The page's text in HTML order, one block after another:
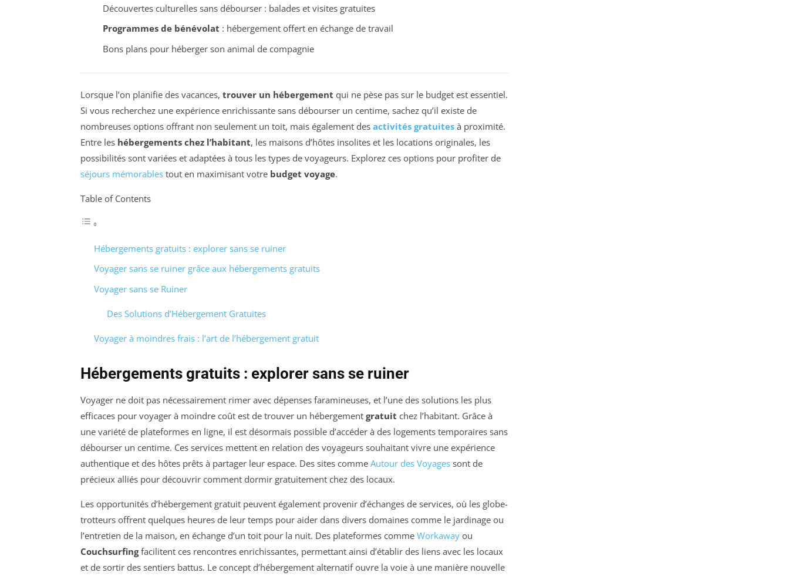
Découvertes culturelles sans débourser : balades et visites gratuites
Programmes de bénévolat : hébergement offert en échange de travail
Bons plans pour héberger son animal de compagnie
Lorsque l’on planifie des vacances, trouver un hébergement qui ne pèse pas sur le budget est essentiel.
Si vous recherchez une expérience enrichissante sans débourser un centime, sachez qu’il existe de
nombreuses options offrant non seulement un toit, mais également des activités gratuites à proximité.
Entre les hébergements chez l’habitant, les maisons d’hôtes insolites et les locations originales, les
possibilités sont variées et adaptées à tous les types de voyageurs. Explorez ces options pour profiter de
séjours mémorables tout en maximisant votre budget voyage.
Table of Contents
Hébergements gratuits : explorer sans se ruiner
Voyager sans se ruiner grâce aux hébergements gratuits
Voyager sans se Ruiner
Des Solutions d’Hébergement Gratuites
Voyager à moindres frais : l’art de l’hébergement gratuit
Hébergements gratuits : explorer sans se ruiner
Voyager ne doit pas nécessairement rimer avec dépenses faramineuses, et l’une des solutions les plus
efficaces pour voyager à moindre coût est de trouver un hébergement gratuit chez l’habitant. Grâce à
une variété de plateformes en ligne, il est désormais possible d’accéder à des logements temporaires sans
débourser un centime. Ces services mettent en relation des voyageurs souhaitant vivre une expérience
authentique et des hôtes prêts à partager leur espace. Des sites comme Autour des Voyages sont de
précieux alliés pour découvrir comment dormir gratuitement chez des locaux.
Les opportunités d’hébergement gratuit peuvent également provenir d’échanges de services, où les globe-
trotteurs offrent quelques heures de leur temps pour aider dans divers domaines comme le jardinage ou
l’entretien de la maison, en échange d’un toit pour la nuit. Des plateformes comme Workaway ou
Couchsurfingfacilitent ces rencontres enrichissantes, permettant ainsi d’établir des liens avec les locaux
et de sortir des sentiers battus. Le concept d’hébergement alternatif ouvre la voie à une manière nouvelle